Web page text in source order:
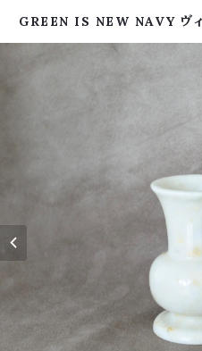
GREEN IS NEW NAVY ヴィンテージ雑貨・アン